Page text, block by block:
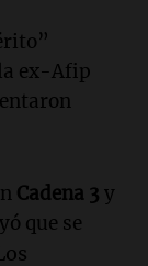
ex-Afip
Cadena 3 y
que se